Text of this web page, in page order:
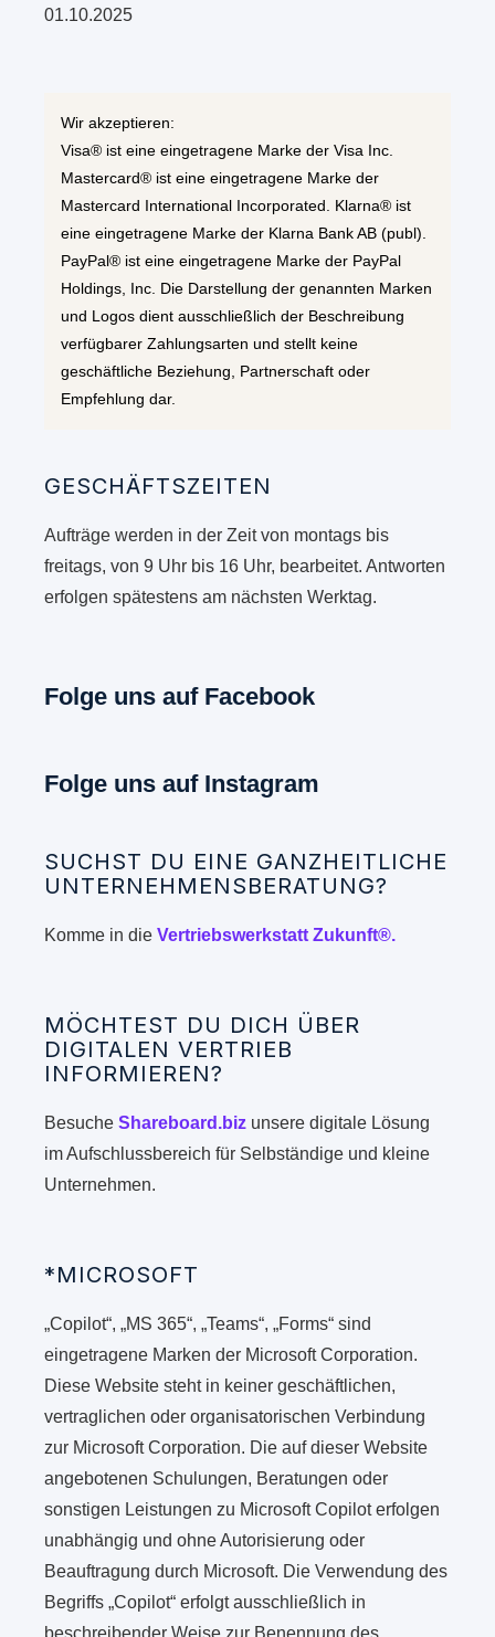
01.10.2025
Wir akzeptieren:
Visa® ist eine eingetragene Marke der Visa Inc.
Mastercard® ist eine eingetragene Marke der
Mastercard International Incorporated. Klarna® ist
eine eingetragene Marke der Klarna Bank AB (publ).
PayPal® ist eine eingetragene Marke der PayPal
Holdings, Inc. Die Darstellung der genannten Marken
und Logos dient ausschließlich der Beschreibung
verfügbarer Zahlungsarten und stellt keine
geschäftliche Beziehung, Partnerschaft oder
Empfehlung dar.
GESCHÄFTSZEITEN
Aufträge werden in der Zeit von montags bis
freitags, von 9 Uhr bis 16 Uhr, bearbeitet. Antworten
erfolgen spätestens am nächsten Werktag.
Folge uns auf Facebook
Folge uns auf Instagram
SUCHST DU EINE GANZHEITLICHE
UNTERNEHMENSBERATUNG?
Komme in dieVertriebswerkstatt Zukunft®.
MÖCHTEST DU DICH ÜBER
DIGITALEN VERTRIEB
INFORMIEREN?
BesucheShareboard.biz unsere digitale Lösung
im Aufschlussbereich für Selbständige und kleine
Unternehmen.
*MICROSOFT
„Copilot“, „MS 365“, „Teams“, „Forms“ sind
eingetragene Marken der Microsoft Corporation.
Diese Website steht in keiner geschäftlichen,
vertraglichen oder organisatorischen Verbindung
zur Microsoft Corporation. Die auf dieser Website
angebotenen Schulungen, Beratungen oder
sonstigen Leistungen zu Microsoft Copilot erfolgen
unabhängig und ohne Autorisierung oder
Beauftragung durch Microsoft. Die Verwendung des
Begriffs „Copilot“ erfolgt ausschließlich in
beschreibender Weise zur Benennung des